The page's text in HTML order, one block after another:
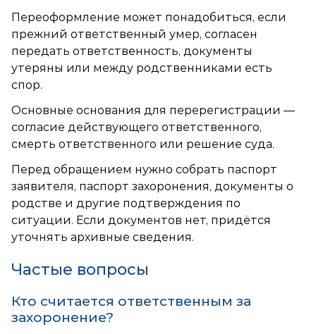
Переоформление может понадобиться, если
прежний ответственный умер, согласен
передать ответственность, документы
утеряны или между родственниками есть
спор.
Основные основания для перерегистрации —
согласие действующего ответственного,
смерть ответственного или решение суда.
Перед обращением нужно собрать паспорт
заявителя, паспорт захоронения, документы о
родстве и другие подтверждения по
ситуации. Если документов нет, придётся
уточнять архивные сведения.
Частые вопросы
Кто считается ответственным за
захоронение?